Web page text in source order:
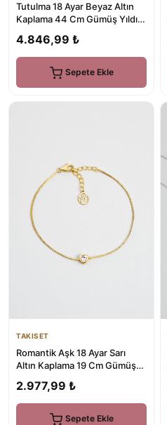
Tutulma 18 Ayar Beyaz Altın
Kaplama 44 Cm Gümüş Yıldız
4.846,99 ₺
Sepete Ekle
TAKISET
Romantik Aşk 18 Ayar Sarı
Altın Kaplama 19 Cm Gümüş
2.977,99 ₺
Sepete Ekle